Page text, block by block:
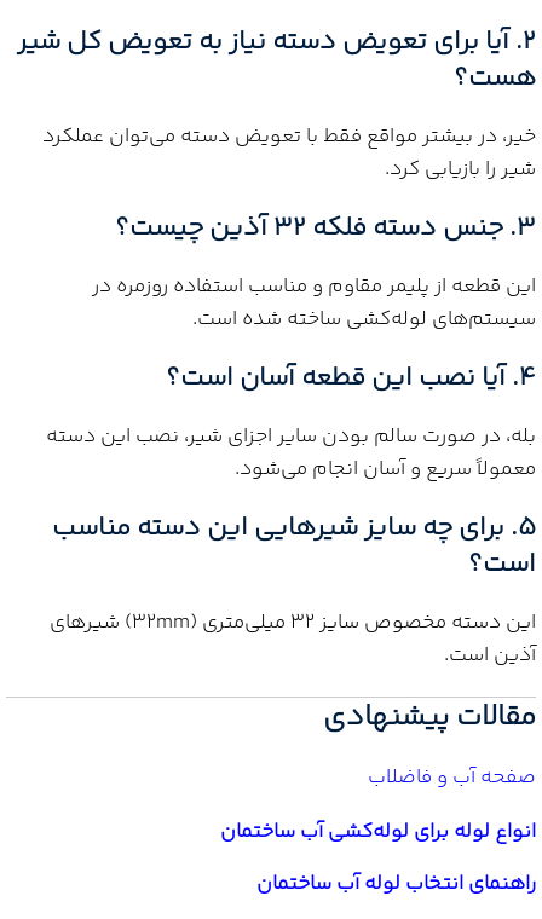
2. آیا برای تعویض دسته نیاز به تعویض کل شیر
هست؟
خیر، در بیشتر مواقع فقط با تعویض دسته می‌توان عملکرد
شیر را بازیابی کرد.
3. جنس دسته فلکه 32 آذین چیست؟
این قطعه از پلیمر مقاوم و مناسب استفاده روزمره در
سیستم‌های لوله‌کشی ساخته شده است.
4. آیا نصب این قطعه آسان است؟
بله، در صورت سالم بودن سایر اجزای شیر، نصب این دسته
معمولاً سریع و آسان انجام می‌شود.
5. برای چه سایز شیرهایی این دسته مناسب
است؟
این دسته مخصوص سایز 32 میلی‌متری (32mm) شیرهای
آذین است.
مقالات پیشنهادی
صفحه آب و فاضلاب
انواع لوله برای لوله‌کشی آب ساختمان
راهنمای انتخاب لوله آب ساختمان